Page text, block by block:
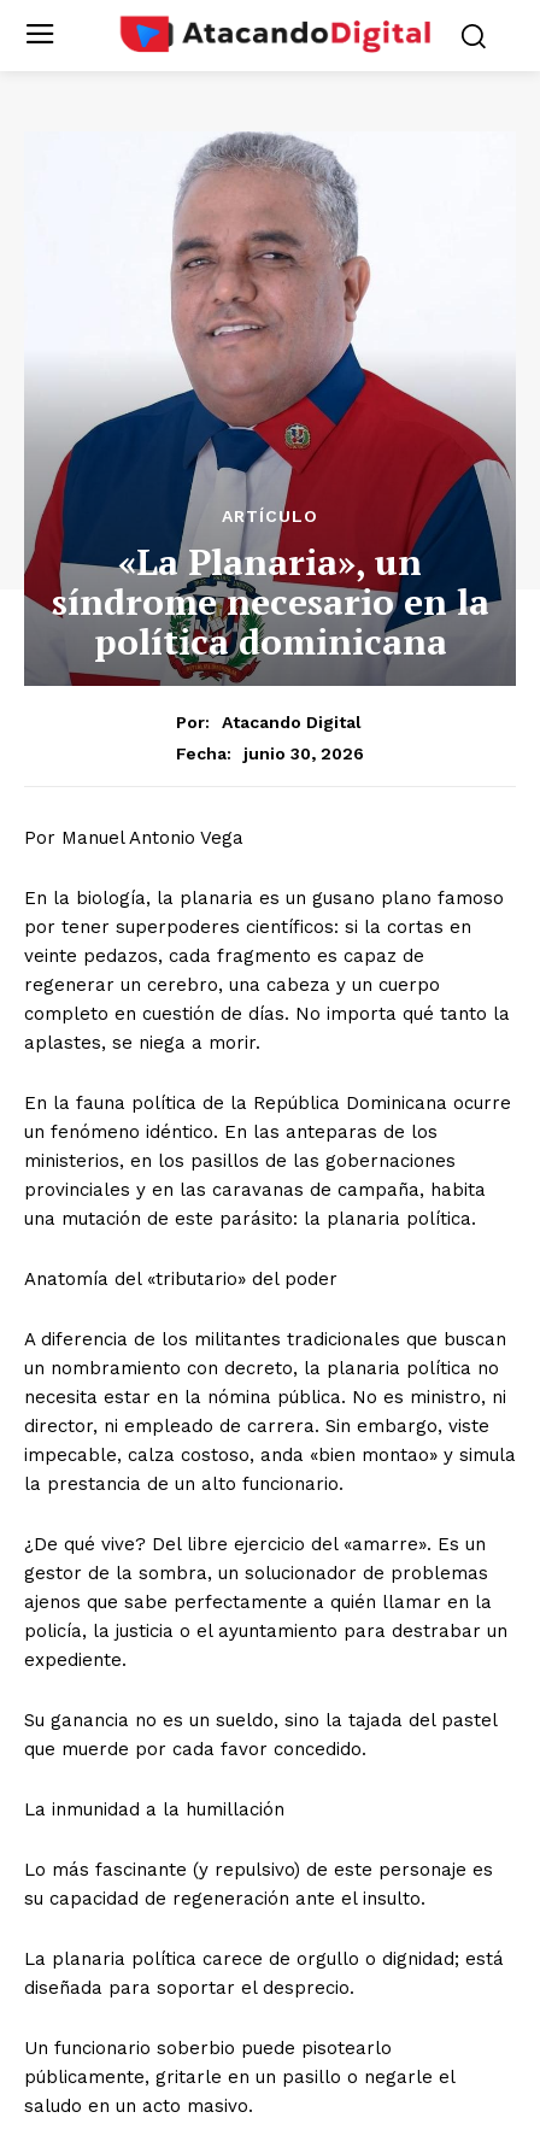
ARTÍCULO
«La Planaria», un
síndrome necesario en la
política dominicana
Por:
Atacando Digital
Fecha:
junio 30, 2026
Por Manuel Antonio Vega
En la biología, la planaria es un gusano plano famoso
por tener superpoderes científicos: si la cortas en
veinte pedazos, cada fragmento es capaz de
regenerar un cerebro, una cabeza y un cuerpo
completo en cuestión de días. No importa qué tanto la
aplastes, se niega a morir.
En la fauna política de la República Dominicana ocurre
un fenómeno idéntico. En las anteparas de los
ministerios, en los pasillos de las gobernaciones
provinciales y en las caravanas de campaña, habita
una mutación de este parásito: la planaria política.
Anatomía del «tributario» del poder
A diferencia de los militantes tradicionales que buscan
un nombramiento con decreto, la planaria política no
necesita estar en la nómina pública. No es ministro, ni
director, ni empleado de carrera. Sin embargo, viste
impecable, calza costoso, anda «bien montao» y simula
la prestancia de un alto funcionario.
¿De qué vive? Del libre ejercicio del «amarre». Es un
gestor de la sombra, un solucionador de problemas
ajenos que sabe perfectamente a quién llamar en la
policía, la justicia o el ayuntamiento para destrabar un
expediente.
Su ganancia no es un sueldo, sino la tajada del pastel
que muerde por cada favor concedido.
La inmunidad a la humillación
Lo más fascinante (y repulsivo) de este personaje es
su capacidad de regeneración ante el insulto.
La planaria política carece de orgullo o dignidad; está
diseñada para soportar el desprecio.
Un funcionario soberbio puede pisotearlo
públicamente, gritarle en un pasillo o negarle el
saludo en un acto masivo.